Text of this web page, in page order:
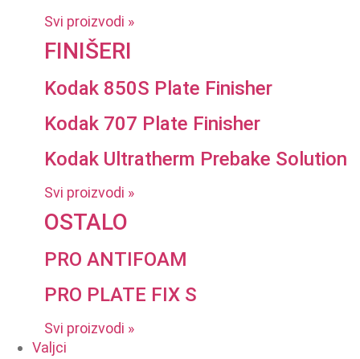
Svi proizvodi »
FINIŠERI
Kodak 850S Plate Finisher
Kodak 707 Plate Finisher
Kodak Ultratherm Prebake Solution
Svi proizvodi »
OSTALO
PRO ANTIFOAM
PRO PLATE FIX S
Svi proizvodi »
Valjci